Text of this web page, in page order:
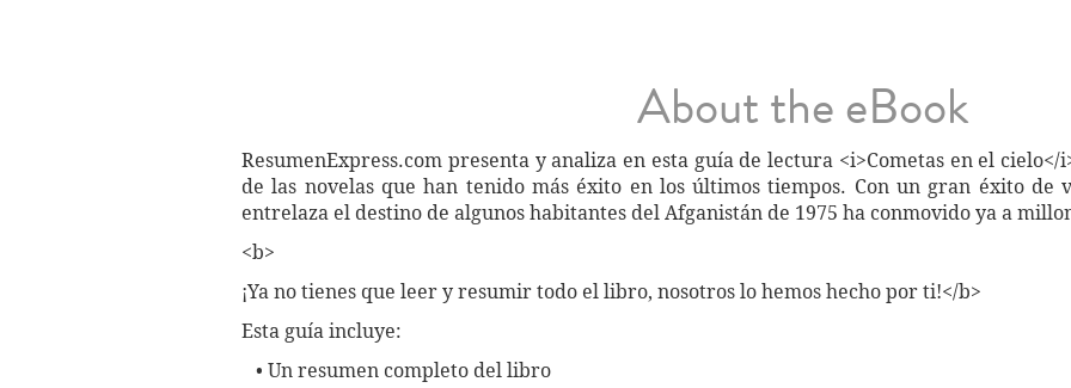
About the eBook
ResumenExpress.com presenta y analiza en esta guía de lectura <i>Cometas en el
de las novelas que han tenido más éxito en los últimos tiempos. Con un gran éxito de
entrelaza el destino de algunos habitantes del Afganistán de 1975 ha conmovido ya a
<b>
¡Ya no tienes que leer y resumir todo el libro, nosotros lo hemos hecho por ti!</b>
Esta guía incluye:
• Un resumen completo del libro